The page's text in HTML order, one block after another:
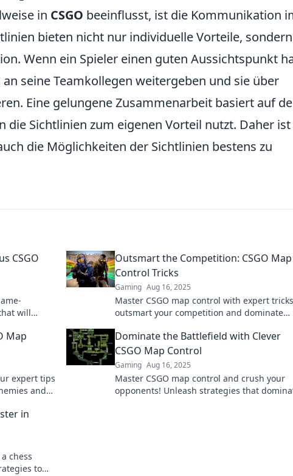
in CSGO beeinflusst, ist die Kommunikation
bieten nicht nur individuelle Vorteile, sondern
Wenn ein Spieler einen guten Aussichtspunkt
seine Teamkollegen weitergeben und sie über
Eine gelungene Zusammenarbeit basiert auf
die Sichtlinien zum eigenen Vorteil nutzt. Daher ist
die Möglichkeiten der Sichtlinien bestens zu
CSGO
will
Outsmart the Competition: CSGO Map
Control Tricks
Gaming Aug 16, 2025
Master CSGO map control with expert
outsmart your competition and dominate
Map
expert tips
and
Dominate the Battlefield with Clever
CSGO Map Control
Gaming Aug 16, 2025
Master CSGO map control and crush your
opponents! Unleash strategies that
in
chess
to